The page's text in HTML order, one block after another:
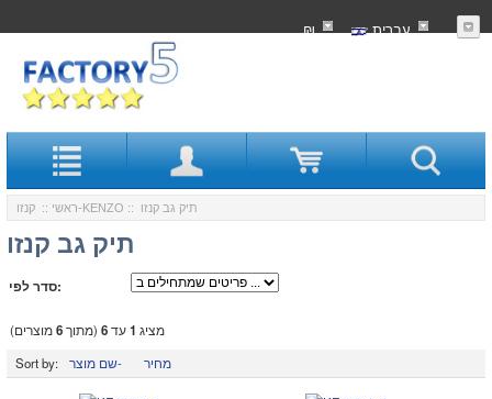
עִברִית ₪
ראשי :: קנזו-KENZO :: תיק גב קנזו
תיק גב קנזו
סדר לפי:
מציג 1עד6 (מתוך6מוצרים)
Sort by:
שם מוצר- מחיר